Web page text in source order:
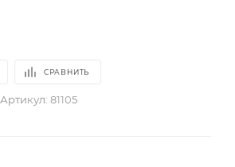
СРАВНИТЬ
Артикул: 81105